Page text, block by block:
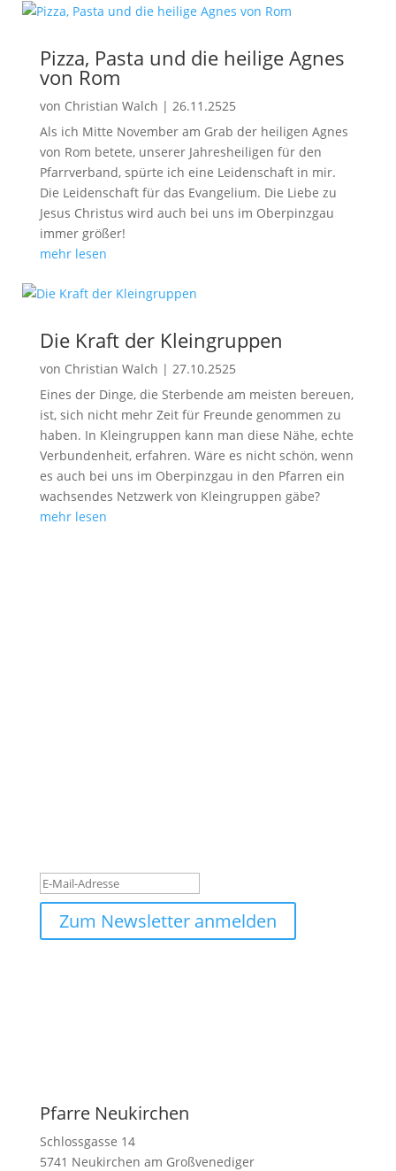
Pizza, Pasta und die heilige Agnes
von Rom
von Christian Walch | 26.11.2525
Als ich Mitte November am Grab der heiligen Agnes
von Rom betete, unserer Jahresheiligen für den
Pfarrverband, spürte ich eine Leidenschaft in mir.
Die Leidenschaft für das Evangelium. Die Liebe zu
Jesus Christus wird auch bei uns im Oberpinzgau
immer größer!
mehr lesen
Die Kraft der Kleingruppen
von Christian Walch | 27.10.2525
Eines der Dinge, die Sterbende am meisten bereuen,
ist, sich nicht mehr Zeit für Freunde genommen zu
haben. In Kleingruppen kann man diese Nähe, echte
Verbundenheit, erfahren. Wäre es nicht schön, wenn
es auch bei uns im Oberpinzgau in den Pfarren ein
wachsendes Netzwerk von Kleingruppen gäbe?
mehr lesen
Zum Newsletter anmelden
Pfarre Neukirchen
Schlossgasse 14
5741 Neukirchen am Großvenediger